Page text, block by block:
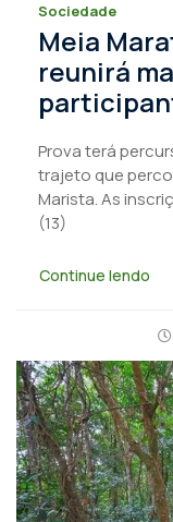
Sociedade
Meia
reunirá
Prova terá
trajeto que
Marista. As
(13)
Continue lendo